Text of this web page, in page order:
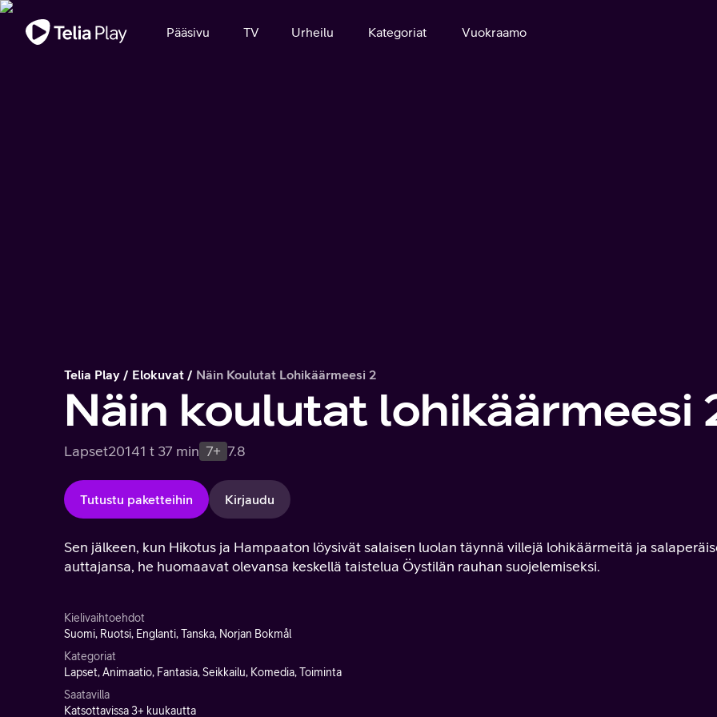
Tärkeä viesti
Pääsivu TV Urheilu Kategoriat Vuokraamo
Telia Play Elokuvat Näin Koulutat Lohikäärmeesi 2
Näin koulutat lohikäärmeesi
Lapset20141 t 37 min 7+ 7.8
Tutustu paketteihin Kirjaudu
Sen jälkeen, kun Hikotus ja Hampaaton löysivät salaisen luolan täynnä villejä lohikäärmeitä ja
auttajansa, he huomaavat olevansa keskellä taistelua Öystilän rauhan suojelemiseksi.
Kielivaihtoehdot
Suomi, Ruotsi, Englanti, Tanska, Norjan Bokmål
Kategoriat
Lapset, Animaatio, Fantasia, Seikkailu, Komedia, Toiminta
Saatavilla
Katsottavissa 3+ kuukautta